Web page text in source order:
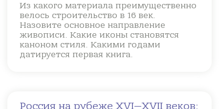
Из какого материала преимущественно
велось строительство в 16 век.
Назовите основное направление
живописи. Какие иконы становятся
каноном стиля. Какими годами
датируется первая книга.
Россия на рубеже XVI—XVII веков: